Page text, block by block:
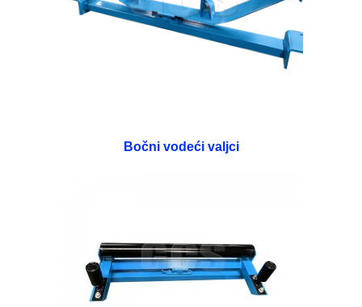
Bočni vodeći valjci